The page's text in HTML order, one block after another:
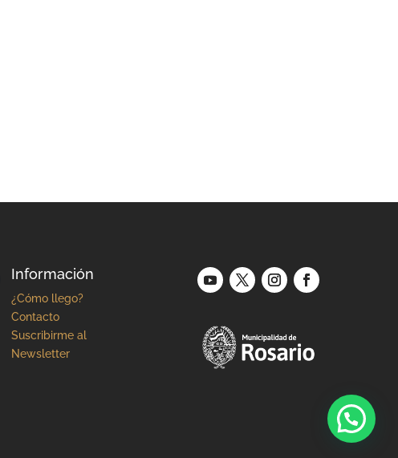
Información
¿Cómo llego?
Contacto
Suscribirme al
Newsletter